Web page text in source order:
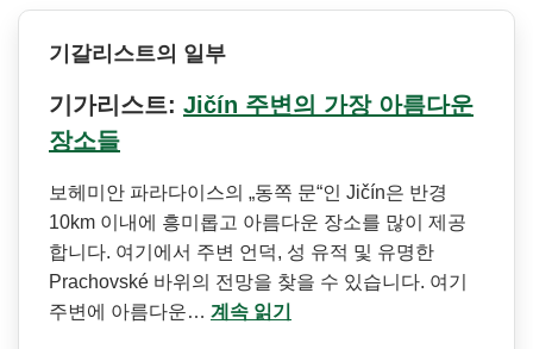
기갈리스트의 일부
기가리스트: Jičín 주변의 가장 아름다운
장소들
보헤미안 파라다이스의 „동쪽 문“인 Jičín은 반경
10km 이내에 흥미롭고 아름다운 장소를 많이 제공
합니다. 여기에서 주변 언덕, 성 유적 및 유명한
Prachovské 바위의 전망을 찾을 수 있습니다. 여기
주변에 아름다운… 계속 읽기